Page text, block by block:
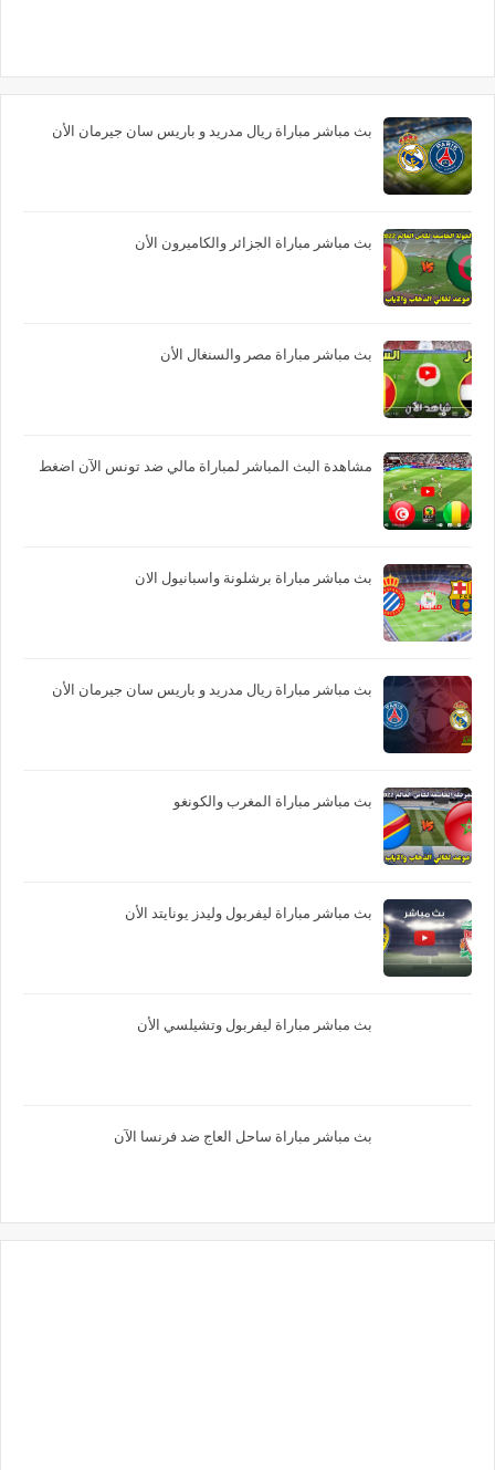
بث مباشر مباراة ريال مدريد و باريس سان جيرمان الأن
بث مباشر مباراة الجزائر والكاميرون الأن
بث مباشر مباراة مصر والسنغال الأن
مشاهدة البث المباشر لمباراة مالي ضد تونس الآن اضغط
بث مباشر مباراة برشلونة واسبانيول الان
بث مباشر مباراة ريال مدريد و باريس سان جيرمان الأن
بث مباشر مباراة المغرب والكونغو
بث مباشر مباراة ليفربول وليدز يونايتد الأن
بث مباشر مباراة ليفربول وتشيلسي الأن
بث مباشر مباراة ساحل العاج ضد فرنسا الآن